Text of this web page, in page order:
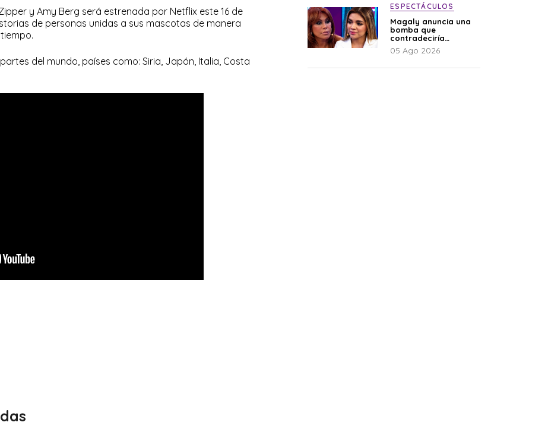
y Amy Berg será estrenada por Netflix este 16 de
de personas unidas a sus mascotas de manera
del mundo, países como: Siria, Japón, Italia, Costa
ESPECTÁCULOS
Magaly anuncia una
bomba que
contradeciría
comunicado de La
Bella Luz: “Hay un
05 Ago 2026